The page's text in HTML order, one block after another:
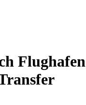
Flughafen